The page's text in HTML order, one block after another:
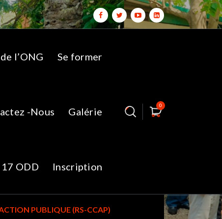
l’ONG Se former
-Nous Galérie
17 ODD Inscription
0
a-
PUBLIQUE (RS-CCAP)